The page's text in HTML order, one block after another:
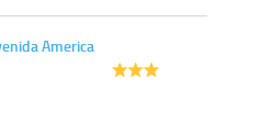
America